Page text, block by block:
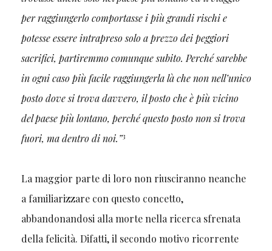
per raggiungerlo comportasse i più grandi rischi e
potesse essere intrapreso solo a prezzo dei peggiori
sacrifici, partiremmo comunque subito. Perché sarebbe
in ogni caso più facile raggiungerla là che non nell’unico
posto dove si trova davvero, il posto che è più vicino
del paese più lontano, perché questo posto non si trova
fuori, ma dentro di noi.”3
La maggior parte di loro non riusciranno neanche
a familiarizzare con questo concetto,
abbandonandosi alla morte nella ricerca sfrenata
della felicità. Difatti, il secondo motivo ricorrente